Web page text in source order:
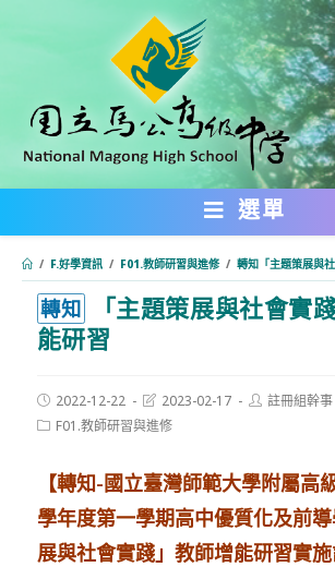
內
選單
/ F.好學資訊 / F01.教師研習與進修 / 轉知「主題策展與
轉知
「主題策展與社會實
能研習
Post
published:
2022-12-22
Post
last
modified:
2023-02-17
Post註冊組幹事
PostF01.教師研習與進修
【轉知-國立臺灣師範大學附屬高
學年度第一學期高中優質化及前
展與社會實踐」教師增能研習實